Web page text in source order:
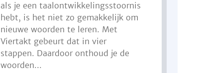
als je een taalontwikkelingsstoornis
hebt, is het niet zo gemakkelijk om
nieuwe woorden te leren. Met
Viertakt gebeurt dat in vier
stappen. Daardoor onthoud je de
woorden...